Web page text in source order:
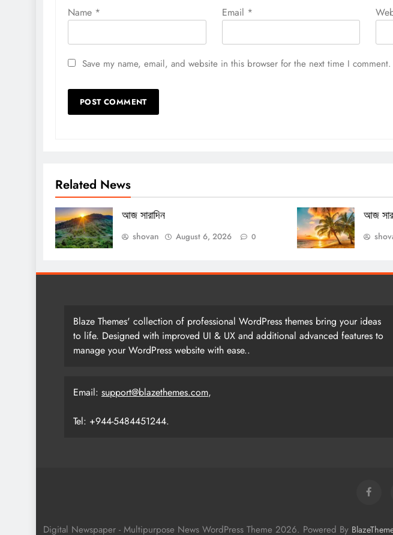
Name * Email *
Save my name, email, and website in this browser for the next time I comment.
Related News
আজ সারাদিন
shovan August 6, 2026 0
আজ
আজ
Blaze Themes' collection of professional WordPress themes bring your ideas
to life. Designed with improved UI & UX and additional advanced features to
manage your WordPress website with ease..
Email: support@blazethemes.com,
Tel: +944-5484451244.
Digital Newspaper - Multipurpose News WordPress Theme 2026. Powered By